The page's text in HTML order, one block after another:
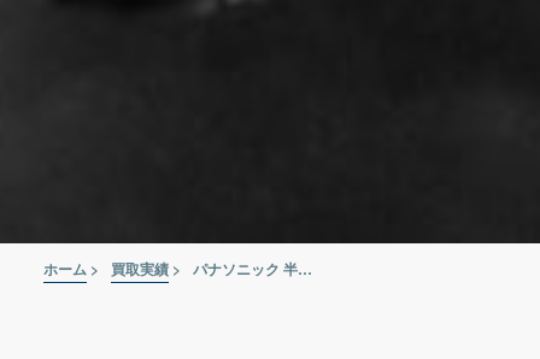
ホーム > 買取実績 > パナソニック 半自動溶接機 YD-350KR2